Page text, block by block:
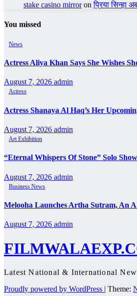
stake casino mirroronप्रिया सिन्हा
You missed
News
Actress Aliya Khan Says She Wishes
August 7, 2026 admin
Actress
Actress Shanaya Al Haq’s Her
August 7, 2026 admin
Art Exhibition
“Eternal Whispers Of Stone” Solo
August 7, 2026 admin
Business News
Melooha Launches Artha Sutram, An
August 7, 2026 admin
Latest National & International
Proudly powered by WordPress | Theme: